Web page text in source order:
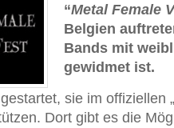
“Metal Female
Belgien
Bands mit
gewidmet ist.
sie im offiziellen „
Dort gibt es die